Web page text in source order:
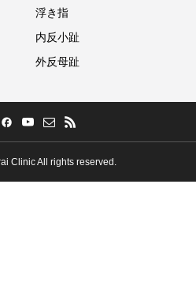
浮き指
内反小趾
外反母趾
Clinic All rights reserved.